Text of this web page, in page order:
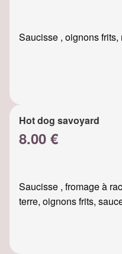
Saucisse , oignons
Hot dog savoyard
8.00 €
Saucisse , fromage à
terre, oignons frits,